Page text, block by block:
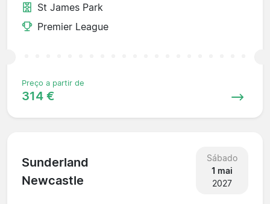
St James Park
Premier League
Preço a partir de
314 €
Sunderland
Newcastle
Sábado
1 mai
2027